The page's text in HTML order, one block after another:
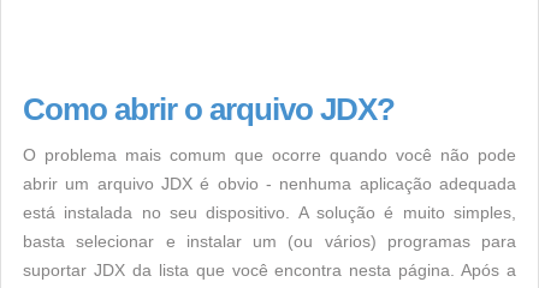
Como abrir o arquivo JDX?
O problema mais comum que ocorre quando você não pode
abrir um arquivo JDX é obvio - nenhuma aplicação adequada
está instalada no seu dispositivo. A solução é muito simples,
basta selecionar e instalar um (ou vários) programas para
suportar JDX da lista que você encontra nesta página. Após a